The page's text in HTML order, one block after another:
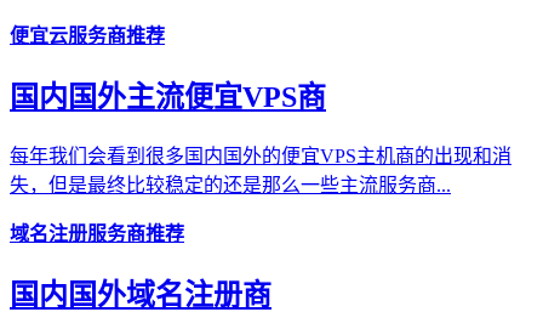
便宜云服务商推荐
国内国外主流便宜VPS商
每年我们会看到很多国内国外的便宜VPS主机商的出现和消
失，但是最终比较稳定的还是那么一些主流服务商...
域名注册服务商推荐
国内国外域名注册商